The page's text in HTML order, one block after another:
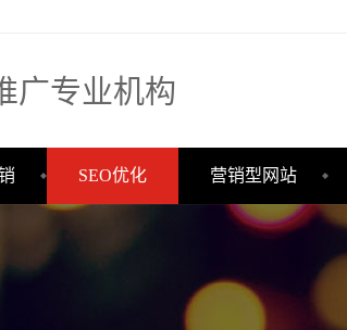
广专业机构
SEO优化 营销型网站